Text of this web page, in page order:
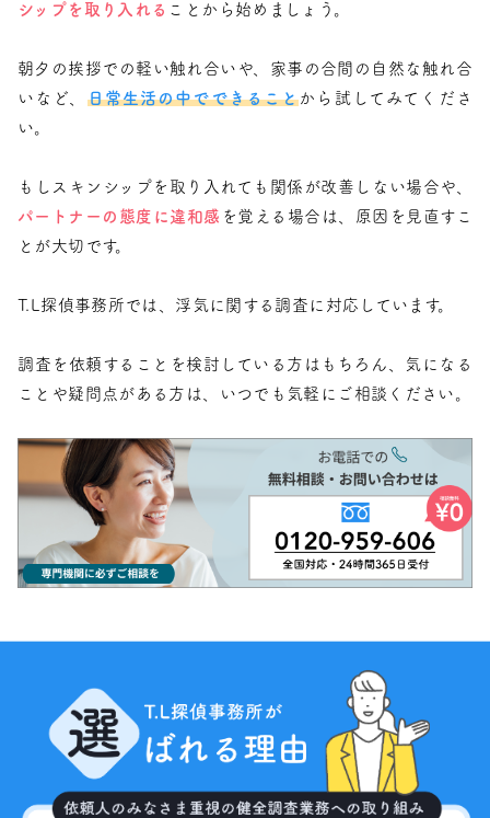
シップを取り入れる ことから始めましょう。
朝夕の挨拶での軽い触れ合いや、家事の合間の自然な触れ合
いなど、 日常生活の中でできることから試してみてくださ
い。
もしスキンシップを取り入れても関係が改善しない場合や、
パートナーの態度に違和感 を覚える場合は、原因を見直すこ
とが大切です。
T.L探偵事務所では、浮気に関する調査に対応しています。
調査を依頼することを検討している方はもちろん、気になる
ことや疑問点がある方は、いつでも気軽にご相談ください。